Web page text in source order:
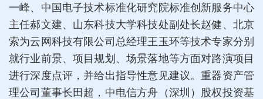
一峰、中国电子技术标准化研究院标准创新服务中心
主任郝文建、山东科技大学科技处副处长赵健、北京
索为云网科技有限公司总经理王玉环等技术专家分别
就行业前景、项目规划、场景落地等方面对路演项目
进行深度点评，并给出指导性意见建议。重器资产管
理公司董事长田超，中电信方舟（深圳）股权投资基